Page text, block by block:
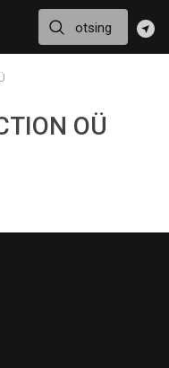
OÜ